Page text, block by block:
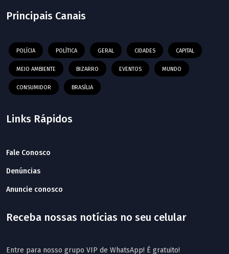
Principais Canais
POLÍCIA POLÍTICA GERAL CIDADES CAPITAL
MEIO AMBIENTE BIZARRO EVENTOS MUNDO
CONSUMIDOR BRASÍLIA
Links Rápidos
Fale Conosco
Denúncias
Anuncie conosco
Receba nossas notícias no seu celular
Entre para nosso grupo VIP de WhatsApp! É gratuito!